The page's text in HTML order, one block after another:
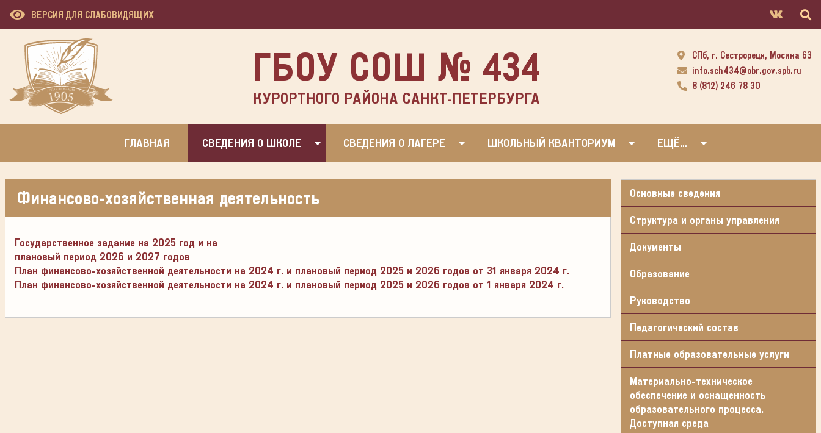
ВЕРСИЯ ДЛЯ СЛАБОВИДЯЩИХ
ГБОУ СОШ № 434
КУРОРТНОГО РАЙОНА САНКТ-ПЕТЕРБУРГА
СПб, г. Сестрорецк, Мосина 63
info.sch434@obr.gov.spb.ru
8 (812) 246 78 30
ГЛАВНАЯ СВЕДЕНИЯ О ШКОЛЕ СВЕДЕНИЯ О ЛАГЕРЕ ШКОЛЬНЫЙ КВАНТОРИУМ ЕЩЁ…
Финансово-хозяйственная деятельность
Государственное задание на 2025 год и на
плановый период 2026 и 2027 годов
План финансово-хозяйственной деятельности на 2024 г. и плановый период 2025 и 2026 годов от 31 января 2024 г.
План финансово-хозяйственной деятельности на 2024 г. и плановый период 2025 и 2026 годов от 1 января 2024 г.
Основные сведения
Структура и органы управления
Документы
Образование
Руководство
Педагогический состав
Платные образовательные услуги
Материально-техническое
обеспечение и оснащенность
образовательного процесса.
Доступная среда